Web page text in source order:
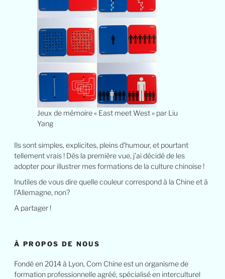
Jeux de mémoire « East meet West » par Liu
Yang
Ils sont simples, explicites, pleins d’humour, et pourtant
tellement vrais ! Dès la première vue, j’ai décidé de les
adopter pour illustrer mes formations de la culture chinoise !
Inutiles de vous dire quelle couleur correspond à la Chine et à
l’Allemagne, non?
A partager !
À PROPOS DE NOUS
Fondé en 2014 à Lyon, Com Chine est un organisme de
formation professionnelle agréé, spécialisé en interculturel